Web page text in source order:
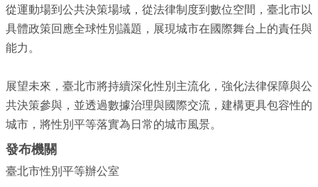
資
料
開
告
著
權
聲
明
從運動場到公共決策場域，從法律制度到數位空間，臺北市以
具體政策回應全球性別議題，展現城市在國際舞台上的責任與
能力。
展望未來，臺北市將持續深化性別主流化，強化法律保障與公
共決策參與，並透過數據治理與國際交流，建構更具包容性的
城市，將性別平等落實為日常的城市風景。
發布機關
臺北市性別平等辦公室